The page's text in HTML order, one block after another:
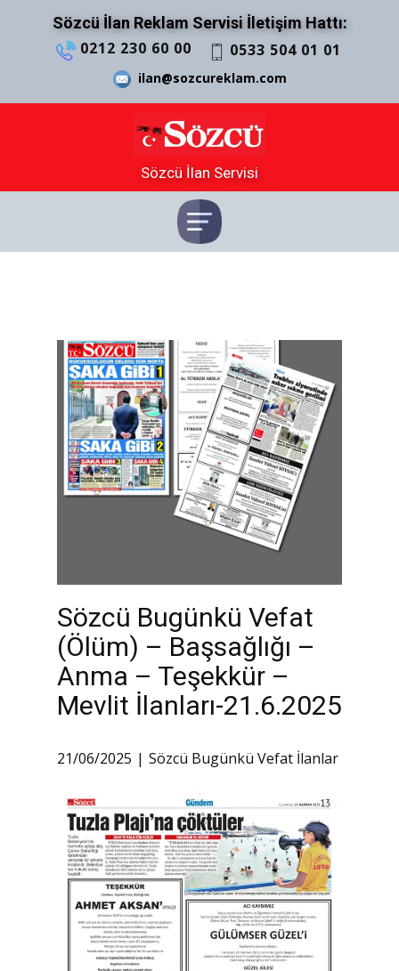
Sözcü İlan Reklam Servisi İletişim Hattı:
0212 230 60 00 0533 504 01 01
ilan@sozcureklam.com
Sözcü İlan Servisi
Sözcü Bugünkü Vefat
(Ölüm) – Başsağlığı –
Anma – Teşekkür –
Mevlit İlanları-21.6.2025
21/06/2025 Sözcü Bugünkü Vefat İlanlar